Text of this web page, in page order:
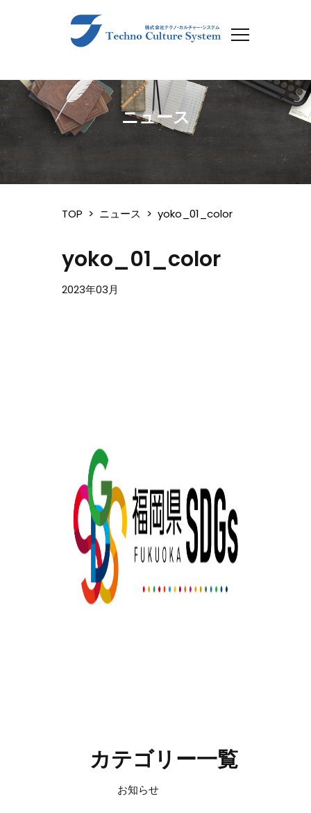
ニュース
TOP > ニュース > yoko_01_color
yoko_01_color
2023年03月
カテゴリー一覧
お知らせ